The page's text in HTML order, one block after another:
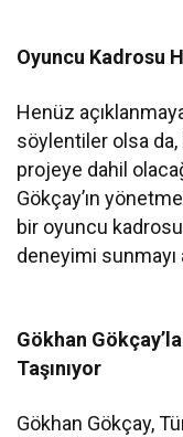
Oyuncu Kadrosu
Henüz
söylentiler olsa
projeye dahil
Gökçay’ın
bir oyuncu
deneyimi sunmayı
Gökhan
Taşınıyor
Gökhan Gökçay,